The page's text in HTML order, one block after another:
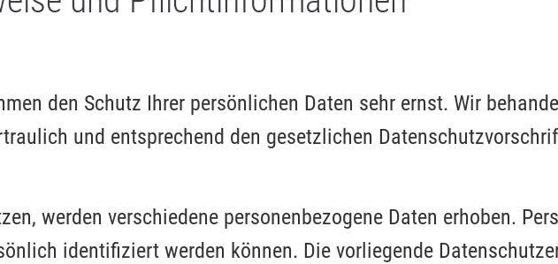
den Schutz Ihrer persönlichen Daten sehr ernst. Wir
und entsprechend den gesetzlichen
werden verschiedene personenbezogene Daten erhoben.
identifiziert werden können. Die vorliegende